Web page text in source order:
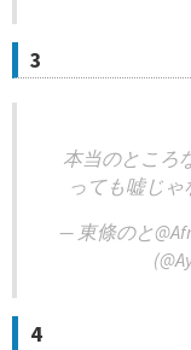
3
本当のところ
っても嘘じゃ
— 東條のと
4